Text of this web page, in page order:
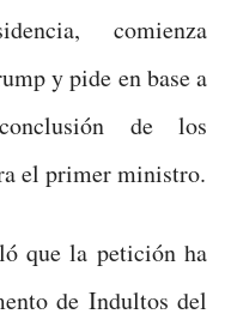
comienza
y pide en base a
de los
el primer ministro.
que la petición ha
de Indultos del